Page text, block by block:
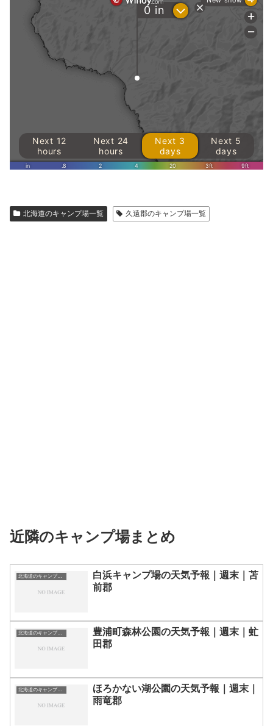
北海道のキャンプ場一覧 久遠郡のキャンプ場一覧
近隣のキャンプ場まとめ
北海道のキャンプ場一覧
白浜キャンプ場の天気予報｜週末｜苫
前郡
北海道のキャンプ場一覧
豊浦町森林公園の天気予報｜週末｜虻
田郡
北海道のキャンプ場一覧
ほろかない湖公園の天気予報｜週末｜
雨竜郡